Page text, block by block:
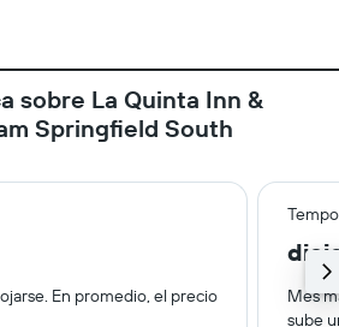
sobre La Quinta Inn &
Springfield South
En promedio, el precio
Mes
sube